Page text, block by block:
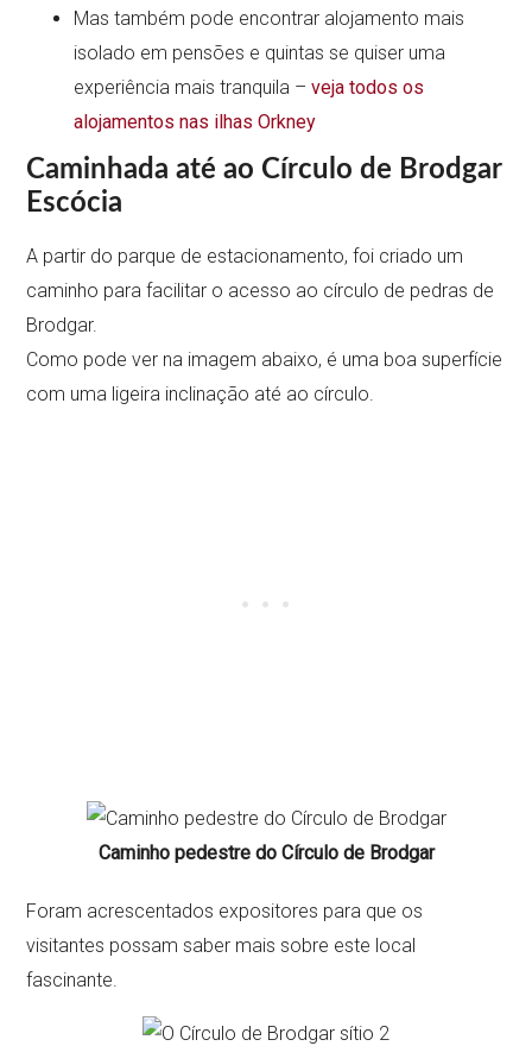
Mas também pode encontrar alojamento mais
isolado em pensões e quintas se quiser uma
experiência mais tranquila –veja todos os
alojamentos nas ilhas Orkney
Caminhada até ao Círculo de Brodgar
Escócia
A partir do parque de estacionamento, foi criado um
caminho para facilitar o acesso ao círculo de pedras de
Brodgar.
Como pode ver na imagem abaixo, é uma boa superfície
com uma ligeira inclinação até ao círculo.
Caminho pedestre do Círculo de Brodgar
Foram acrescentados expositores para que os
visitantes possam saber mais sobre este local
fascinante.